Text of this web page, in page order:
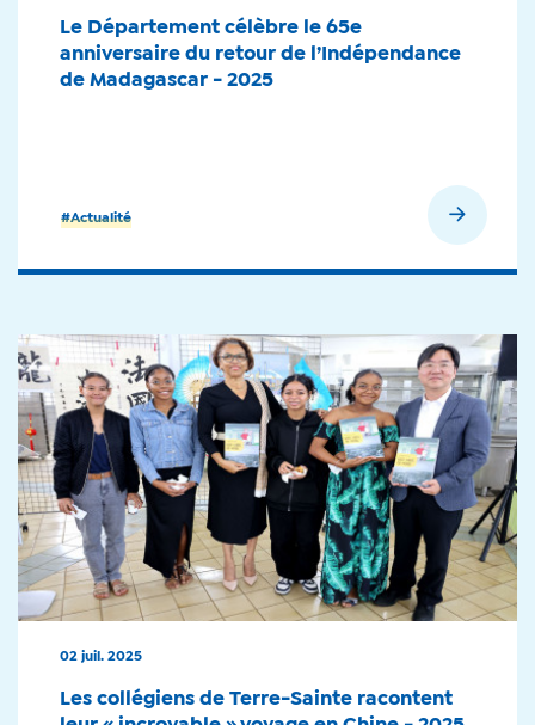
#Actualité
Le Département célèbre le 65e
anniversaire du retour de l’Indépendance
de Madagascar - 2025
02 juil. 2025
Les collégiens de Terre-Sainte racontent